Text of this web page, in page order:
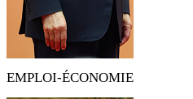
EMPLOI-ÉCONOMIE